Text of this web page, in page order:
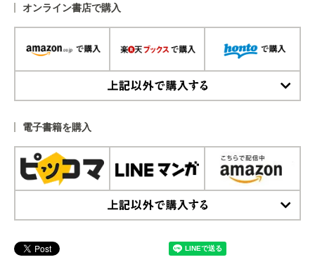
オンライン書店で購入
電子書籍を購入